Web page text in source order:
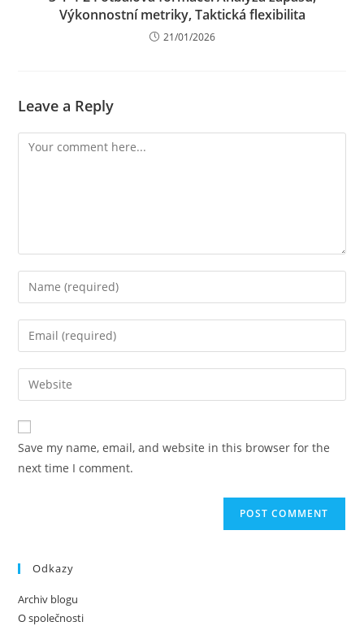
Výkonnostní metriky, Taktická flexibilita
21/01/2026
Leave a Reply
Comment
Enter
your
name
comment
Enter
your
email
address
comment
Enter
your
website
URL
(optional)
Save my name, email, and website in this browser for the
next time I comment.
Odkazy
Archiv blogu
O společnosti